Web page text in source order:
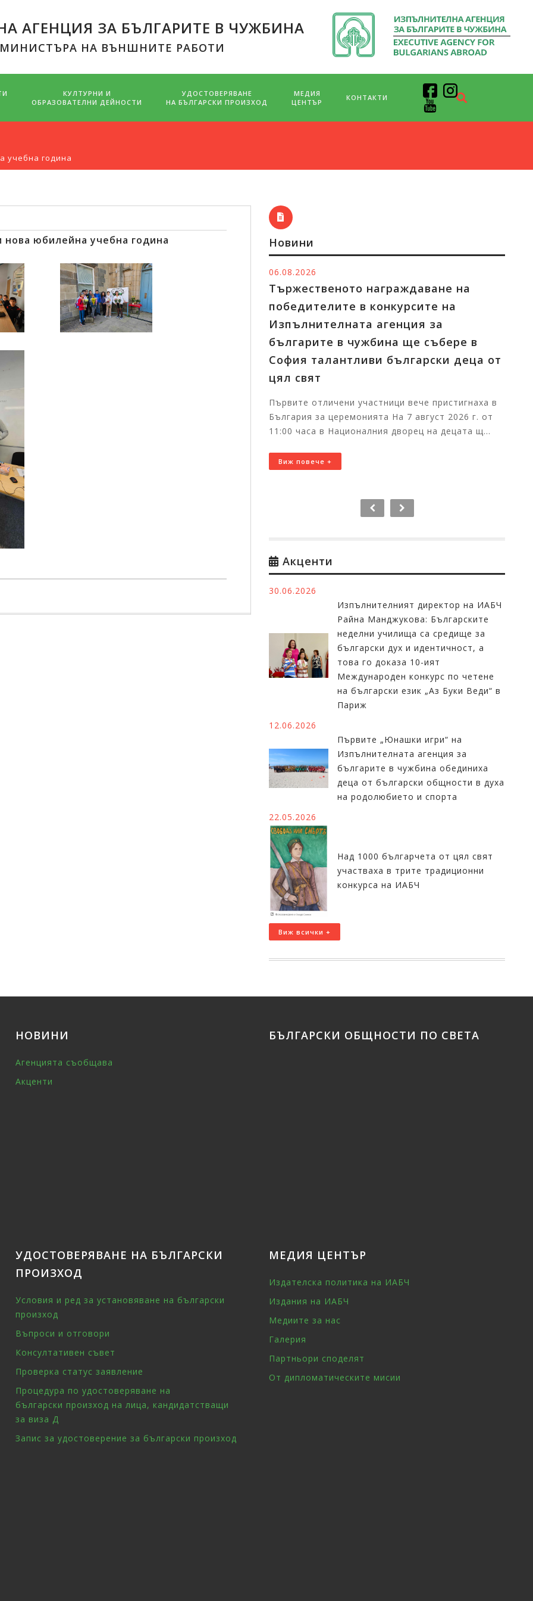
АГЕНЦИЯ ЗА БЪЛГАРИТЕ В ЧУЖБИНА
НА ВЪНШНИТЕ РАБОТИ
КУЛТУРНИ И
ОБРАЗОВАТЕЛНИ ДЕЙНОСТИ
УДОСТОВЕРЯВАНЕ
НА БЪЛГАРСКИ ПРОИЗХОД
МЕДИЯ
ЦЕНТЪР
КОНТАКТИ
учебна година
юбилейна учебна година Новини
06.08.2026
Тържественото награждаване на
победителите в конкурсите на
Изпълнителната агенция за
българите в чужбина ще събере в
София талантливи български деца от
цял свят
Първите отличени участници вече пристигнаха в
България за церемонията На 7 август 2026 г. от
11:00 часа в Националния дворец на децата щ...
Виж повече +
Акценти
30.06.2026
Изпълнителният директор на ИАБЧ
Райна Манджукова: Българските
неделни училища са средище за
български дух и идентичност, а
това го доказа 10-ият
Международен конкурс по четене
на български език „Аз Буки Веди“ в
Париж
12.06.2026
Първите „Юнашки игри“ на
Изпълнителната агенция за
българите в чужбина обединиха
деца от български общности в духа
на родолюбието и спорта
22.05.2026
Над 1000 българчета от цял свят
участваха в трите традиционни
конкурса на ИАБЧ
Виж всички +
НОВИНИ
Агенцията съобщава
Акценти
БЪЛГАРСКИ ОБЩНОСТИ ПО СВЕТА
УДОСТОВЕРЯВАНЕ НА БЪЛГАРСКИ
ПРОИЗХОД
Условия и ред за установяване на български
произход
Въпроси и отговори
Консултативен съвет
Проверка статус заявление
Процедура по удостоверяване на
български произход на лица, кандидатстващи
за виза Д
Запис за удостоверение за български произход
МЕДИЯ ЦЕНТЪР
Издателска политика на ИАБЧ
Издания на ИАБЧ
Медиите за нас
Галерия
Партньори споделят
От дипломатическите мисии